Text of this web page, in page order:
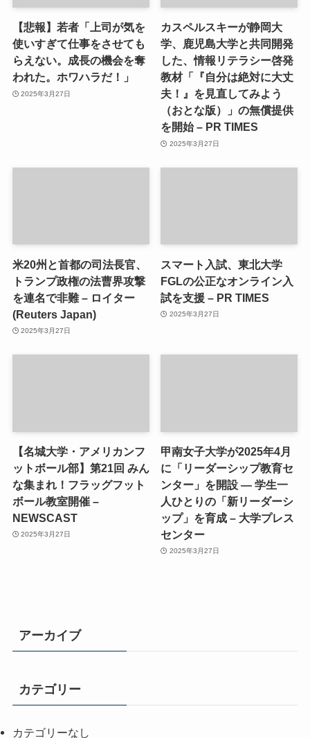
【悲報】若者「上司が気を
使いすぎて仕事をさせても
らえない。成長の機会を奪
われた。ホワハラだ！」
2025年3月27日
カスペルスキーが静岡大
学、鹿児島大学と共同開発
した、情報リテラシー啓発
教材「『自分は絶対に大丈
夫！』を見直してみよう
（おとな版）」の無償提供
を開始 – PR TIMES
2025年3月27日
米20州と首都の司法長官、
トランプ政権の法曹界攻撃
を連名で非難 – ロイター
(Reuters Japan)
2025年3月27日
スマート入試、東北大学
FGLの公正なオンライン入
試を支援 – PR TIMES
2025年3月27日
【名城大学・アメリカンフ
ットボール部】第21回 みん
な集まれ！フラッグフット
ボール教室開催 –
NEWSCAST
2025年3月27日
甲南女子大学が2025年4月
に「リーダーシップ教育セ
ンター」を開設 ― 学生一
人ひとりの「新リーダーシ
ップ」を育成 – 大学プレス
センター
2025年3月27日
アーカイブ
カテゴリー
カテゴリーなし